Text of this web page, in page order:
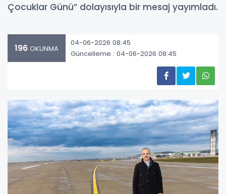
Çocuklar Günü” dolayısıyla bir mesaj yayımladı.
196 OKUNMA
04-06-2026 08:45
Güncelleme : 04-06-2026 08:45